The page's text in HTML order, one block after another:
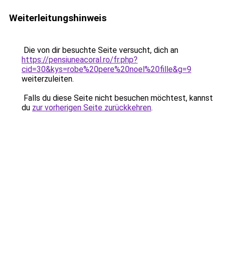
Weiterleitungshinweis
Die von dir besuchte Seite versucht, dich an
https://pensiuneacoral.ro/fr.php?
cid=30&kys=robe%20pere%20noel%20fille&g=9
weiterzuleiten.
Falls du diese Seite nicht besuchen möchtest, kannst
du zur vorherigen Seite zurückkehren.